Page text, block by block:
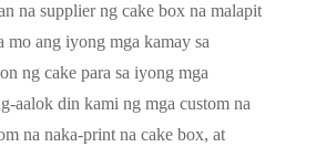
na supplier ng cake box na malapit
mo ang iyong mga kamay sa
ng cake para sa iyong mga
aalok din kami ng mga custom na
na naka-print na cake box, at